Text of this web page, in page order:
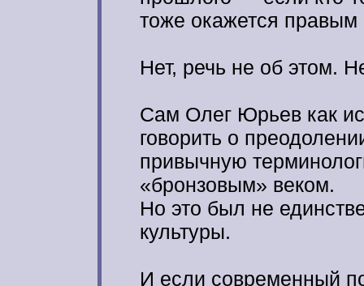
тоже окажется
Нет, речь не об этом.
Сам Олег Юрьев как
говорить о
привычную
«бронзовым» веком.
Но это был не
культуры.
И если современный